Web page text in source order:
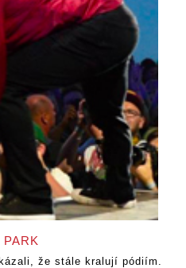
že stále kralují pódiím.